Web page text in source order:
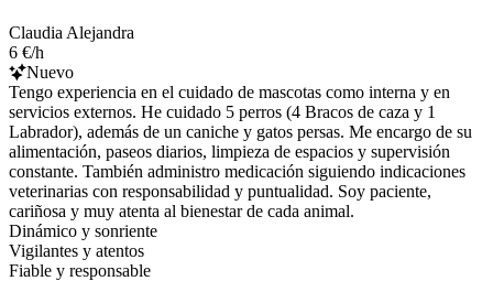
Claudia Alejandra
6 €/h
Nuevo
Tengo experiencia en el cuidado de mascotas como interna y en
servicios externos. He cuidado 5 perros (4 Bracos de caza y 1
Labrador), además de un caniche y gatos persas. Me encargo de su
alimentación, paseos diarios, limpieza de espacios y supervisión
constante. También administro medicación siguiendo indicaciones
veterinarias con responsabilidad y puntualidad. Soy paciente,
cariñosa y muy atenta al bienestar de cada animal.
Dinámico y sonriente
Vigilantes y atentos
Fiable y responsable